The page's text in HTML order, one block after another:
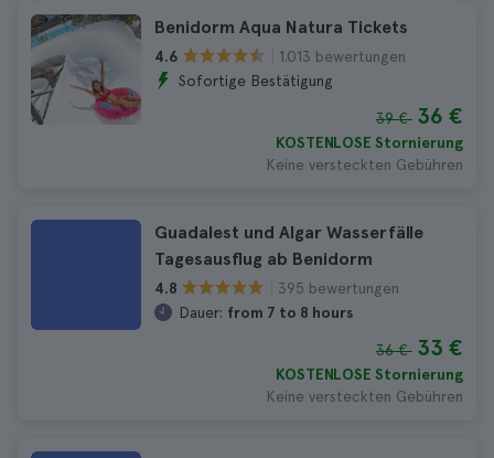
Benidorm Aqua Natura Tickets
4.6
1.013 bewertungen
Sofortige Bestätigung
39 € 36 €
KOSTENLOSE Stornierung
Keine versteckten Gebühren
Guadalest und Algar Wasserfälle
Tagesausflug ab Benidorm
4.8
395 bewertungen
Dauer: from 7 to 8 hours
36 € 33 €
KOSTENLOSE Stornierung
Keine versteckten Gebühren